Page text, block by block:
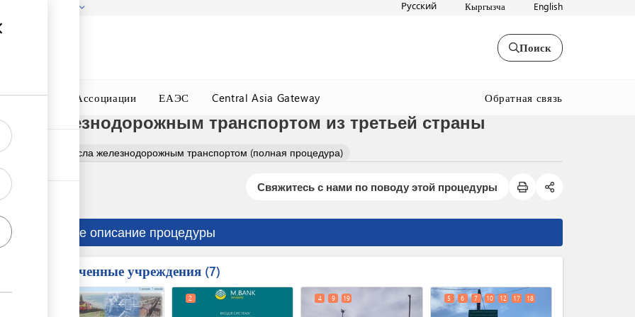
Русский Кыргызча English
Поиск
Окна Ассоциации ЕАЭС Central Asia Gateway Обратная связь
железнодорожным транспортом из третьей страны
масла железнодорожным транспортом (полная процедура)
Свяжитесь с нами по поводу этой процедуры
Краткое описание процедуры
Вовлеченные учреждения 7
2 4 9 19 5 6 7 10 12 17 18